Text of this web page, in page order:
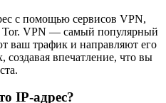
с помощью сервисов VPN,
Tor. VPN — самый популярный
ваш трафик и направляют его
создавая впечатление, что вы
IP-адрес?